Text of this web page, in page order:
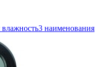
3 наименования